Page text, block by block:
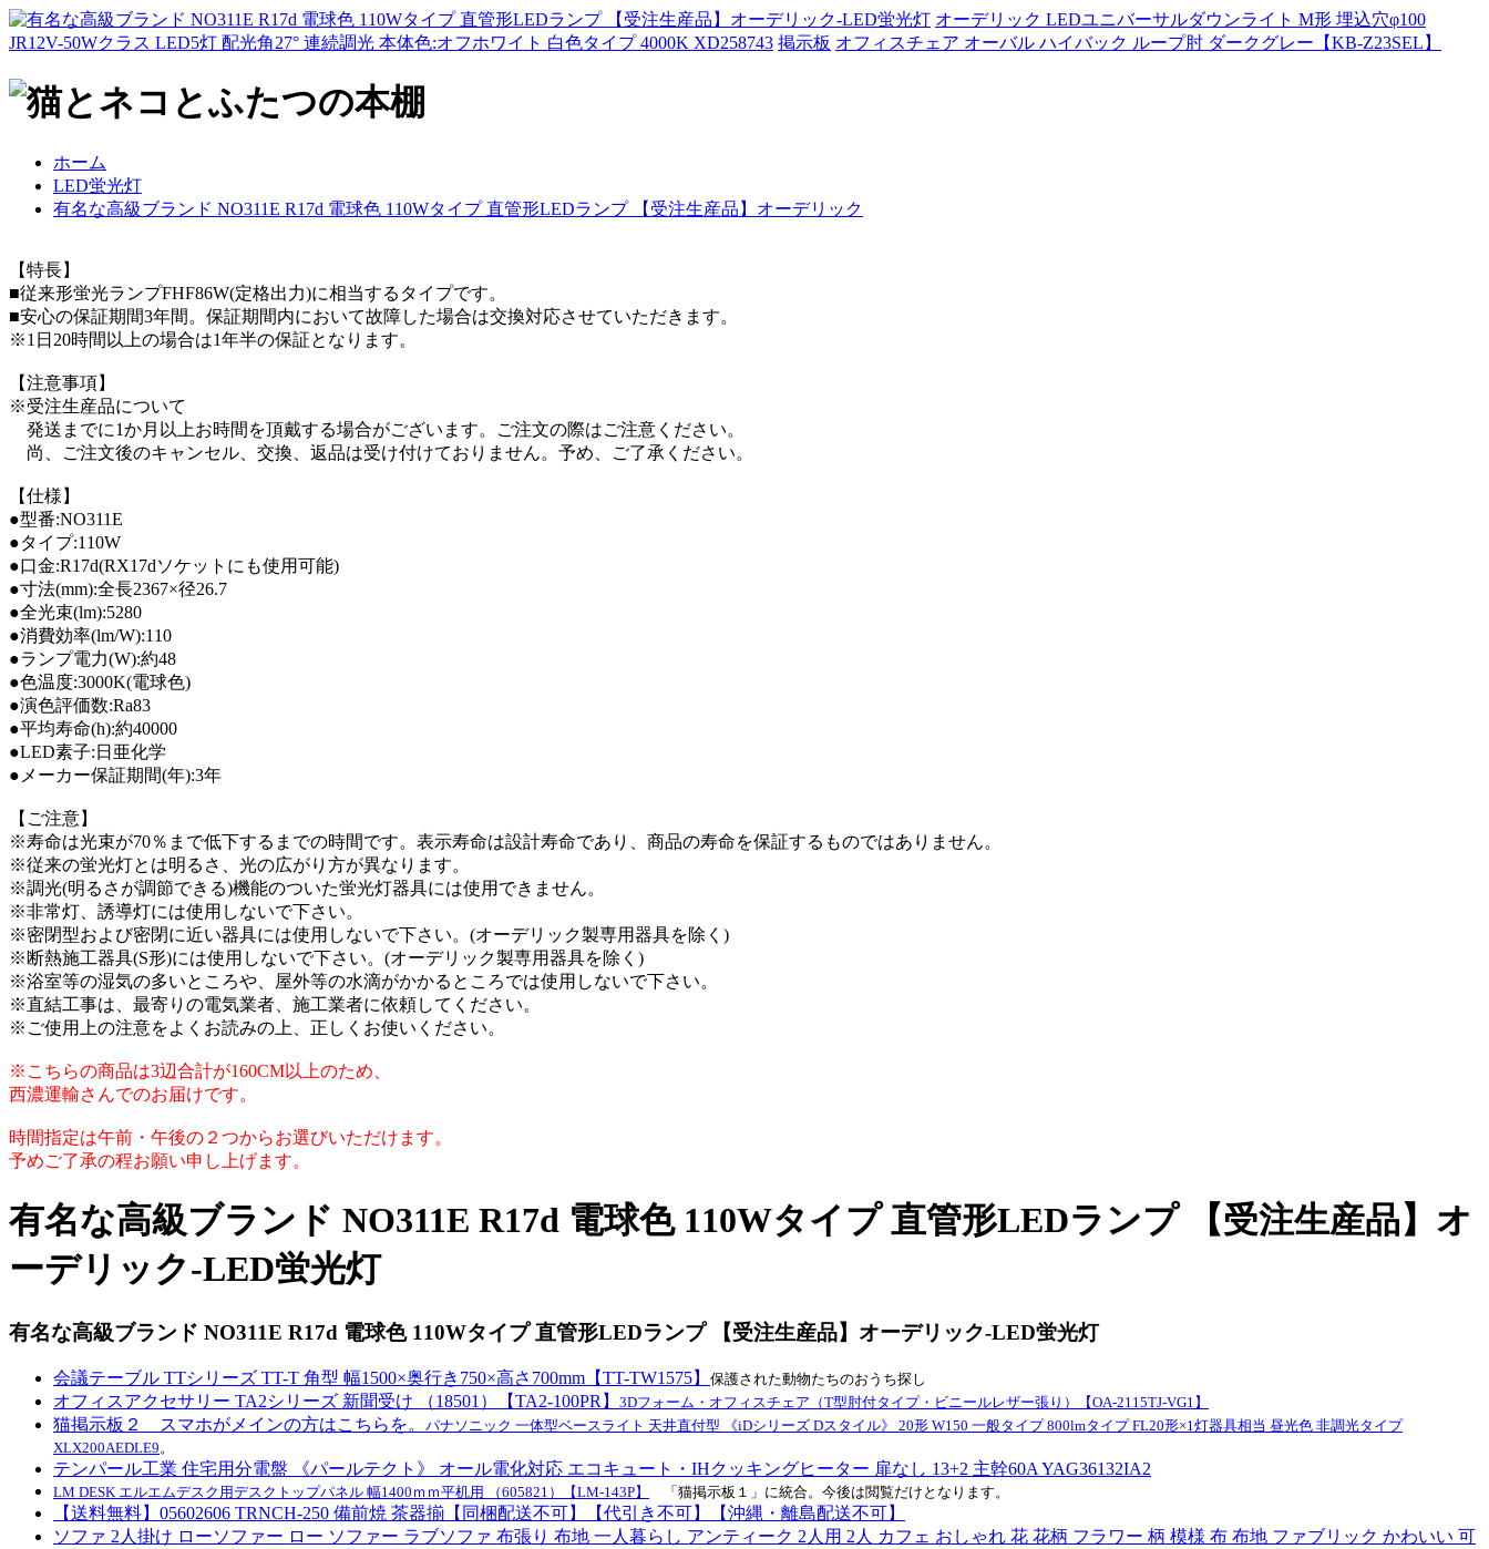
オーデリック LEDユニバーサルダウンライト M形 埋込穴φ100
JR12V-50Wクラス LED5灯 配光角27° 連続調光 本体色:オフホワイト 白色タイプ 4000K XD258743 掲示板 オフィスチェア オーバル ハイバック ループ肘 ダークグレー【KB-Z23SEL】
ホーム
LED蛍光灯
有名な高級ブランド NO311E R17d 電球色 110Wタイプ 直管形LEDランプ 【受注生産品】オーデリック
【特長】
■従来形蛍光ランプFHF86W(定格出力)に相当するタイプです。
■安心の保証期間3年間。保証期間内において故障した場合は交換対応させていただきます。
※1日20時間以上の場合は1年半の保証となります。
【注意事項】
※受注生産品について
発送までに1か月以上お時間を頂戴する場合がございます。ご注文の際はご注意ください。
尚、ご注文後のキャンセル、交換、返品は受け付けておりません。予め、ご了承ください。
【仕様】
●型番:NO311E
●タイプ:110W
●口金:R17d(RX17dソケットにも使用可能)
●寸法(mm):全長2367×径26.7
●全光束(lm):5280
●消費効率(lm/W):110
●ランプ電力(W):約48
●色温度:3000K(電球色)
●演色評価数:Ra83
●平均寿命(h):約40000
●LED素子:日亜化学
●メーカー保証期間(年):3年
【ご注意】
※寿命は光束が70％まで低下するまでの時間です。表示寿命は設計寿命であり、商品の寿命を保証するものではありません。
※従来の蛍光灯とは明るさ、光の広がり方が異なります。
※調光(明るさが調節できる)機能のついた蛍光灯器具には使用できません。
※非常灯、誘導灯には使用しないで下さい。
※密閉型および密閉に近い器具には使用しないで下さい。(オーデリック製専用器具を除く)
※断熱施工器具(S形)には使用しないで下さい。(オーデリック製専用器具を除く)
※浴室等の湿気の多いところや、屋外等の水滴がかかるところでは使用しないで下さい。
※直結工事は、最寄りの電気業者、施工業者に依頼してください。
※ご使用上の注意をよくお読みの上、正しくお使いください。
※こちらの商品は3辺合計が160CM以上のため、
西濃運輸さんでのお届けです。
時間指定は午前・午後の２つからお選びいただけます。
予めご了承の程お願い申し上げます。
有名な高級ブランド NO311E R17d 電球色 110Wタイプ 直管形LEDランプ 【受注生産品】オ
ーデリック-LED蛍光灯
有名な高級ブランド NO311E R17d 電球色 110Wタイプ 直管形LEDランプ 【受注生産品】オーデリック-LED蛍光灯
会議テーブル TTシリーズ TT-T 角型 幅1500×奥行き750×高さ700mm【TT-TW1575】 保護された動物たちのおうち探し
オフィスアクセサリー TA2シリーズ 新聞受け （18501）【TA2-100PR】 3Dフォーム・オフィスチェア（T型肘付タイプ・ビニールレザー張り）【OA-2115TJ-VG1】
猫掲示板２ スマホがメインの方はこちらを。 パナソニック 一体型ベースライト 天井直付型 《iDシリーズ Dスタイル》 20形 W150 一般タイプ 800lmタイプ FL20形×1灯器具相当 昼光色 非調光タイプ
XLX200AEDLE9。
テンパール工業 住宅用分電盤 《パールテクト》 オール電化対応 エコキュート・IHクッキングヒーター 扉なし 13+2 主幹60A YAG36132IA2
LM DESK エルエムデスク用デスクトップパネル 幅1400ｍｍ平机用 （605821）【LM-143P】 「猫掲示板１」に統合。今後は閲覧だけとなります。
【送料無料】05602606 TRNCH-250 備前焼 茶器揃【同梱配送不可】【代引き不可】【沖縄・離島配送不可】
ソファ 2人掛け ローソファー ロー ソファー ラブソファ 布張り 布地 一人暮らし アンティーク 2人用 2人 カフェ おしゃれ 花 花柄 フラワー 柄 模様 布 布地 ファブリック かわいい 可